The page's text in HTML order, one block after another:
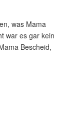
was Mama
war es gar kein
Bescheid,